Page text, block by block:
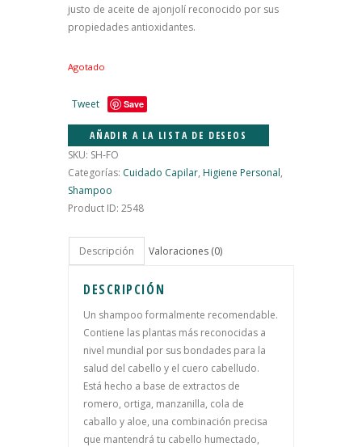
justo de aceite de ajonjolí reconocido por sus
propiedades antioxidantes.
Agotado
Tweet Save
AÑADIR A LA LISTA DE DESEOS
SKU: SH-FO
Categorías: Cuidado Capilar, Higiene Personal,
Shampoo
Product ID: 2548
Descripción Valoraciones (0)
DESCRIPCIÓN
Un shampoo formalmente recomendable.
Contiene las plantas más reconocidas a
nivel mundial por sus bondades para la
salud del cabello y el cuero cabelludo.
Está hecho a base de extractos de
romero, ortiga, manzanilla, cola de
caballo y aloe, una combinación precisa
que mantendrá tu cabello humectado,